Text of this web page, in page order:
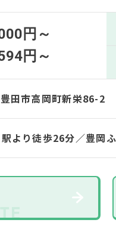
円～
円～
田市高岡町新栄86-2
より徒歩26分／豊岡